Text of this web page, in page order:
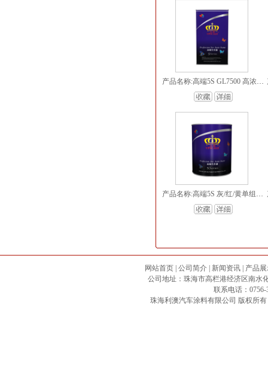
产品名称:高端5S GL7500 高浓清漆
产品名称:高端5S 灰/红/黄单组份（苏灰士）中涂底漆
网站首页 公司简介 新闻资讯
产品
公司地址：珠海市高栏港经济区南水
联系电话：0756-
珠海利澳汽车涂料有限公司 版权所有